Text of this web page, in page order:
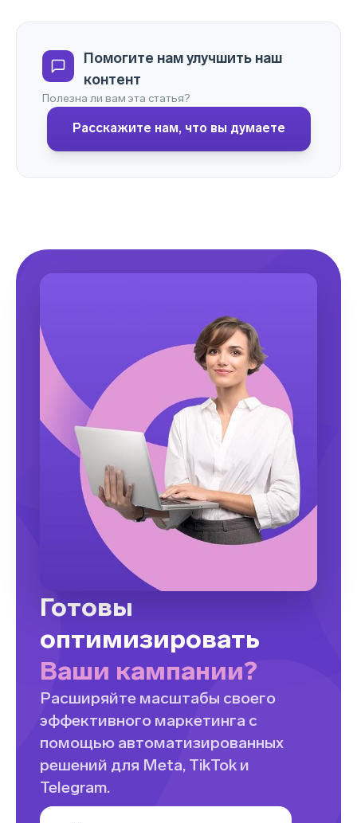
Помогите нам улучшить наш
контент
Полезна ли вам эта статья?
Расскажите нам, что вы думаете
Готовы
оптимизировать
Ваши кампании?
Расширяйте масштабы своего
эффективного маркетинга с
помощью автоматизированных
решений для Meta, TikTok и
Telegram.